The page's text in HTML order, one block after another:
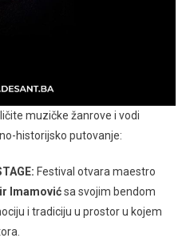
muzičke žanrove i vodi
historijsko putovanje:
Festival otvara maestro
Imamovićsa svojim bendom
i tradiciju u prostor u kojem